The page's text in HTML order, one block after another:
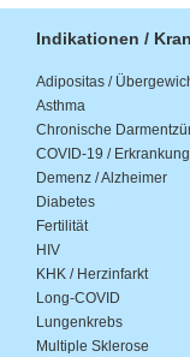
Indikationen /
Adipositas /
Asthma
Chronische
COVID-19 / Erkrankung
Demenz / Alzheimer
Diabetes
Fertilität
HIV
KHK / Herzinfarkt
Long-COVID
Lungenkrebs
Multiple Sklerose